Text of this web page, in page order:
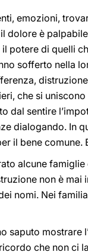
emozioni,
dolore è
potere di quelli
sofferto nella
che si
dal sentire
dialogando. In
il bene
alcune
non è
nomi. Nei
saputo
che non ci